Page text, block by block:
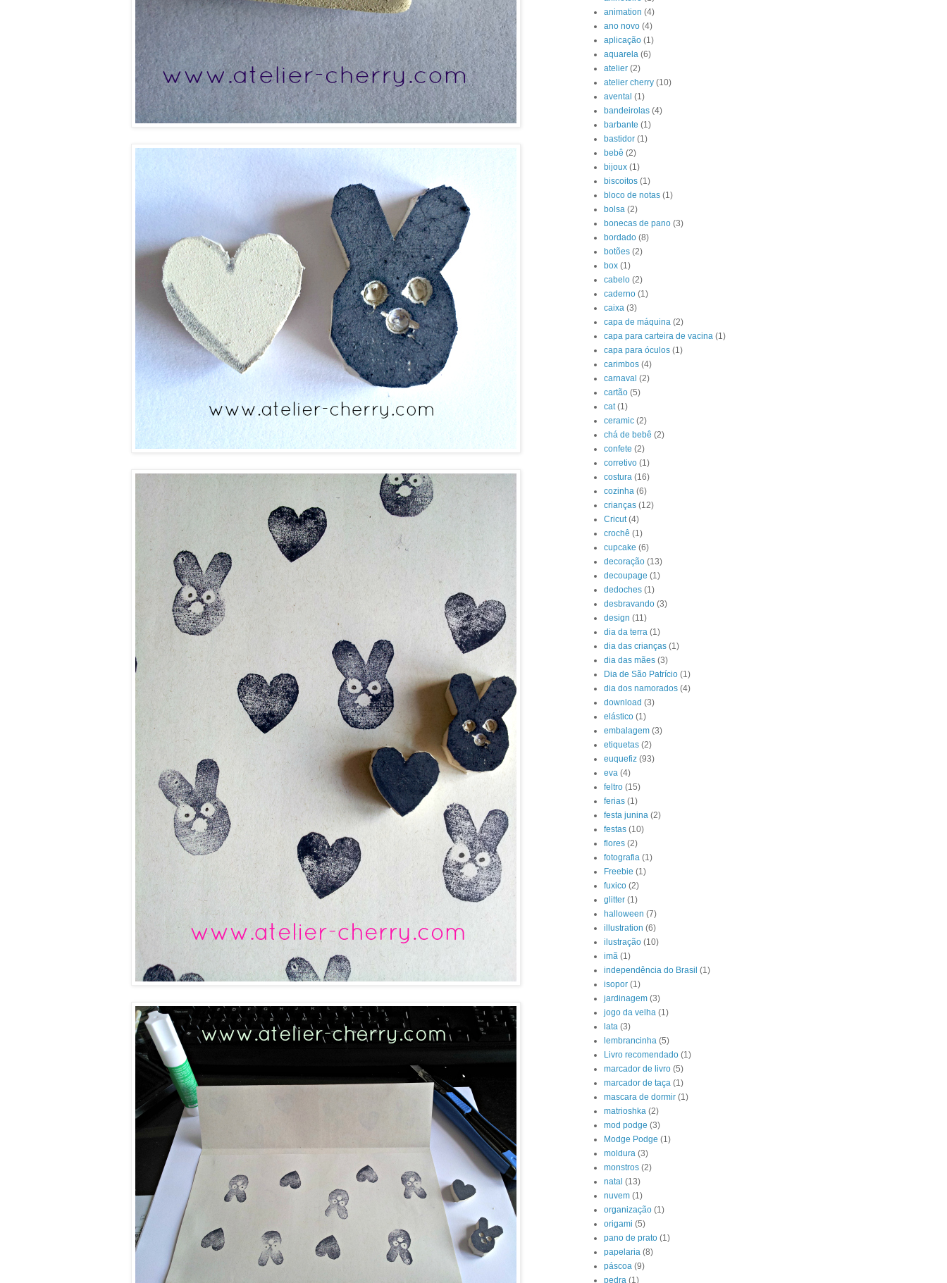
animation (4)
ano novo (4)
aplicação (1)
aquarela (6)
atelier (2)
atelier cherry (10)
avental (1)
bandeirolas (4)
barbante (1)
bastidor (1)
bebê (2)
bijoux (1)
biscoitos (1)
bloco de notas (1)
bolsa (2)
bonecas de pano (3)
bordado (8)
botões (2)
box (1)
cabelo (2)
caderno (1)
caixa (3)
capa de máquina (2)
capa para carteira de vacina (1)
capa para óculos (1)
carimbos (4)
carnaval (2)
cartão (5)
cat (1)
ceramic (2)
chá de bebê (2)
confete (2)
corretivo (1)
costura (16)
cozinha (6)
crianças (12)
Cricut (4)
crochê (1)
cupcake (6)
decoração (13)
decoupage (1)
dedoches (1)
desbravando (3)
design (11)
dia da terra (1)
dia das crianças (1)
dia das mães (3)
Dia de São Patrício (1)
dia dos namorados (4)
download (3)
elástico (1)
embalagem (3)
etiquetas (2)
euquefiz (93)
eva (4)
feltro (15)
ferias (1)
festa junina (2)
festas (10)
flores (2)
fotografia (1)
Freebie (1)
fuxico (2)
glitter (1)
halloween (7)
illustration (6)
ilustração (10)
imã (1)
independência do Brasil (1)
isopor (1)
jardinagem (3)
jogo da velha (1)
lata (3)
lembrancinha (5)
Livro recomendado (1)
marcador de livro (5)
marcador de taça (1)
mascara de dormir (1)
matrioshka (2)
mod podge (3)
Modge Podge (1)
moldura (3)
monstros (2)
natal (13)
nuvem (1)
organização (1)
origami (5)
pano de prato (1)
papelaria (8)
páscoa (9)
pedra (1)